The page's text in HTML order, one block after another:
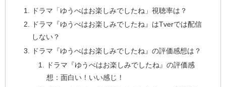
ドラマ「ゆうべはお楽しみでしたね」視聴率は？
ドラマ『ゆうべはお楽しみでしたね』はTverでは配信
しない？
ドラマ『ゆうべはお楽しみでしたね』の評価感想は？
ドラマ『ゆうべはお楽しみでしたね』の評価感
想：面白い！いい感じ！